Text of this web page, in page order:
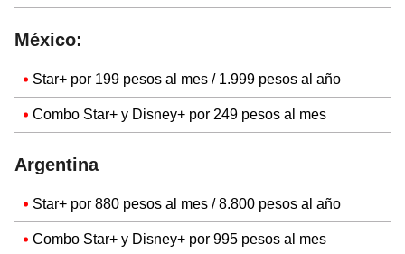
México:
Star+ por 199 pesos al mes / 1.999 pesos al año
Combo Star+ y Disney+ por 249 pesos al mes
Argentina
Star+ por 880 pesos al mes / 8.800 pesos al año
Combo Star+ y Disney+ por 995 pesos al mes